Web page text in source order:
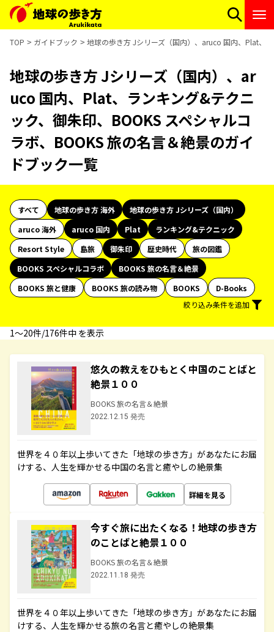
TOP ガイドブック 地球の歩き方 Jシリーズ（国内）、aruco 国内、Plat、
地球の歩き方 Jシリーズ（国内）、ar
uco 国内、Plat、ランキング&テクニ
ック、御朱印、BOOKS スペシャルコ
ラボ、BOOKS 旅の名言＆絶景のガイ
ドブック一覧
すべて 地球の歩き方 海外
地球の歩き方 Jシリーズ（国内）
aruco 海外
aruco 国内 Plat
ランキング&テクニック
Resort Style
島旅 御朱印 歴史時代
旅の図鑑
BOOKS スペシャルコラボ
BOOKS 旅の名言＆絶景
BOOKS 旅と健康
BOOKS 旅の読み物 BOOKS
D-Books
絞り込み条件を追加
1〜20件/176件中 を表示
悠久の教えをひもとく中国のことばと
絶景１００
BOOKS 旅の名言＆絶景
2022.12.15 発売
世界を４０年以上歩いてきた「地球の歩き方」があなたにお届
けする、人生を輝かせる中国の名言と癒やしの絶景集
詳細を見る
今すぐ旅に出たくなる！地球の歩き方
のことばと絶景１００
BOOKS 旅の名言＆絶景
2022.11.18 発売
世界を４０年以上歩いてきた「地球の歩き方」があなたにお届
けする、人生を輝かせる旅の名言と癒やしの絶景集